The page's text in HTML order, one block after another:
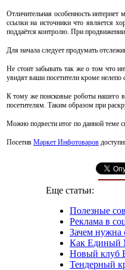
Отличительная особенность
ссылки на источники что является
поддаётся контролю. При
Для начала следует продумать
Не стоит забывать так же о том что
увидят ваши посетители кроме
К тому же поисковые роботы нашего
посетителям. Таким образом при
Можно подвести итог по данной теме
Посетив Маркет Инфотоваров
Еще статьи:
Полезные
Реклама в
Зачем нужна
Как Единый
Новый клуб
Тендерный